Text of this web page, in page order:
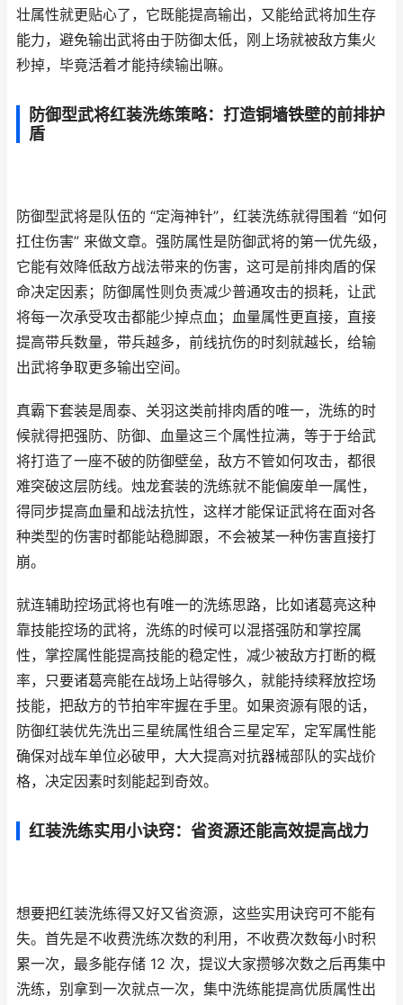
壮属性就更贴心了，它既能提高输出，又能给武将加生存
能力，避免输出武将由于防御太低，刚上场就被敌方集火
秒掉，毕竟活着才能持续输出嘛。
防御型武将红装洗练策略：打造铜墙铁壁的前排护
盾
防御型武将是队伍的 “定海神针”，红装洗练就得围着 “如何
扛住伤害” 来做文章。强防属性是防御武将的第一优先级，
它能有效降低敌方战法带来的伤害，这可是前排肉盾的保
命决定因素；防御属性则负责减少普通攻击的损耗，让武
将每一次承受攻击都能少掉点血；血量属性更直接，直接
提高带兵数量，带兵越多，前线抗伤的时刻就越长，给输
出武将争取更多输出空间。
真霸下套装是周泰、关羽这类前排肉盾的唯一，洗练的时
候就得把强防、防御、血量这三个属性拉满，等于于给武
将打造了一座不破的防御壁垒，敌方不管如何攻击，都很
难突破这层防线。烛龙套装的洗练就不能偏废单一属性，
得同步提高血量和战法抗性，这样才能保证武将在面对各
种类型的伤害时都能站稳脚跟，不会被某一种伤害直接打
崩。
就连辅助控场武将也有唯一的洗练思路，比如诸葛亮这种
靠技能控场的武将，洗练的时候可以混搭强防和掌控属
性，掌控属性能提高技能的稳定性，减少被敌方打断的概
率，只要诸葛亮能在战场上站得够久，就能持续释放控场
技能，把敌方的节拍牢牢握在手里。如果资源有限的话，
防御红装优先洗出三星统属性组合三星定军，定军属性能
确保对战车单位必破甲，大大提高对抗器械部队的实战价
格，决定因素时刻能起到奇效。
红装洗练实用小诀窍：省资源还能高效提高战力
想要把红装洗练得又好又省资源，这些实用诀窍可不能有
失。首先是不收费洗练次数的利用，不收费次数每小时积
累一次，最多能存储 12 次，提议大家攒够次数之后再集中
洗练，别拿到一次就点一次，集中洗练能提高优质属性出